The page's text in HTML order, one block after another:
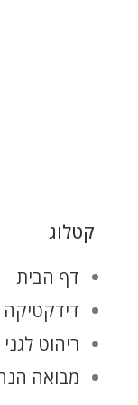
קטלוג
דף הבית
דידקטיקה
ריהוט
מבואה